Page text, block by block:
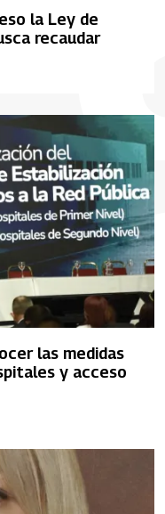
la Ley de
recaudar
las medidas
y acceso